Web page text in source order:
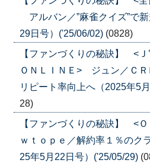
アルバン／”麻雀クイズ”で
29日号）('25/06/02) (0828)
【ファンづくりの秘訣】 <
ＯＮＬＩＮＥ> ジュン／ＣＲ
リピート率向上へ（2025年5
28)
【ファンづくりの秘訣】 <
ｗｔｏｐｅ／解約率１％のク
25年5月22日号）('25/05/29)